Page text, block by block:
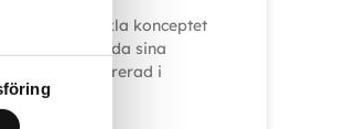
att utveckla konceptet
som vill erbjuda sina
integrerad i